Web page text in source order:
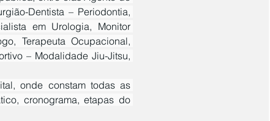
Dentista – Periodontia,
em Urologia, Monitor
Terapeuta Ocupacional,
– Modalidade Jiu-Jitsu,
cronograma, etapas do